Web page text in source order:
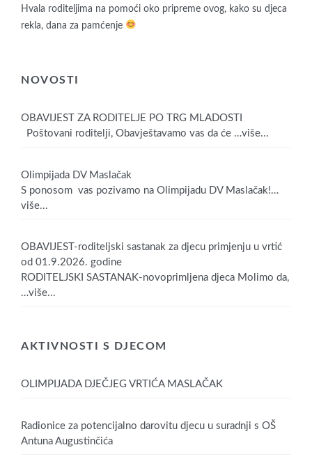
Hvala roditeljima na pomoći oko pripreme ovog, kako su djeca
rekla, dana za pamćenje
NOVOSTI
OBAVIJEST ZA RODITELJE PO TRG MLADOSTI
Poštovani roditelji, Obavještavamo vas da će …više...
Olimpijada DV Maslačak
S ponosom vas pozivamo na Olimpijadu DV Maslačak!…
više...
OBAVIJEST-roditeljski sastanak za djecu primjenju u vrtić
od 01.9.2026. godine
RODITELJSKI SASTANAK-novoprimljena djeca Molimo da,
…više...
AKTIVNOSTI S DJECOM
OLIMPIJADA DJEČJEG VRTIĆA MASLAČAK
Radionice za potencijalno darovitu djecu u suradnji s OŠ
Antuna Augustinčića